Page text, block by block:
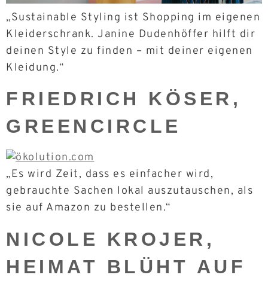
„Sustainable Styling ist Shopping im eigenen
Kleiderschrank. Janine Dudenhöffer hilft dir
deinen Style zu finden – mit deiner eigenen
Kleidung.“
FRIEDRICH KÖSER,
GREENCIRCLE
„Es wird Zeit, dass es einfacher wird,
gebrauchte Sachen lokal auszutauschen, als
sie auf Amazon zu bestellen.“
NICOLE KROJER,
HEIMAT BLÜHT AUF